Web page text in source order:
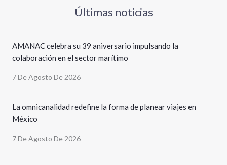
Últimas noticias
AMANAC celebra su 39 aniversario impulsando la
colaboración en el sector marítimo
7 De Agosto De 2026
La omnicanalidad redefine la forma de planear viajes en
México
7 De Agosto De 2026